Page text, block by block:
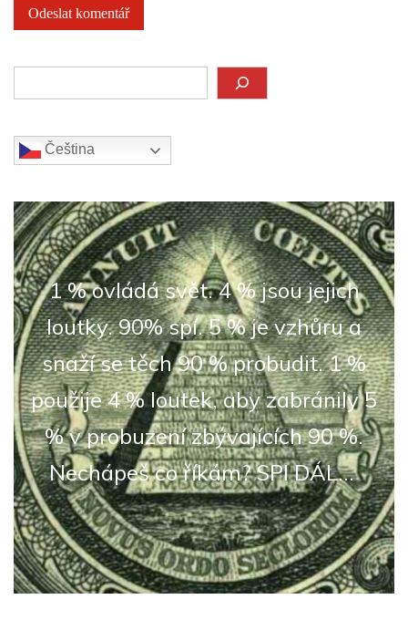
Čeština‎
1 % ovládá svět. 4 % jsou jejich
loutky. 90% spí. 5 % je vzhůru a
snaží se těch 90 % probudit. 1 %
použije 4 % loutek, aby zabránily 5
% v probuzení zbývajících 90 %.
Nechápeš co říkám? SPI DÁL...